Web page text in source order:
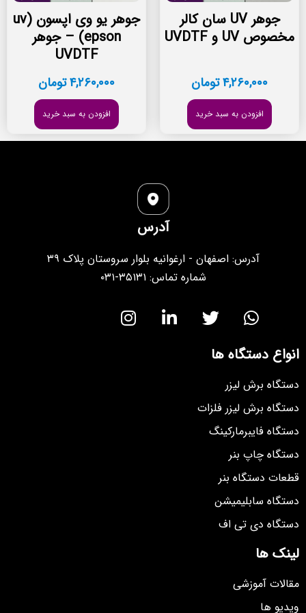
جوهر UV سان کالر
مخصوص UV و UVDTF
۴,۲۶۰,۰۰۰تومان
افزودن به سبد خرید
جوهر یو وی اپسون (uv
epson) – جوهر
UVDTF
۴,۲۶۰,۰۰۰تومان
افزودن به سبد خرید
آدرس
آدرس: اصفهان - ارغوانیه بلوار سروستان پلاک ۳۹
شماره تماس: ۳۵۱۳۱-۰۳۱
انواع دستگاه ها
دستگاه برش لیزر
دستگاه برش لیزر فلزات
دستگاه فایبرمارکینگ
دستگاه چاپ بنر
قطعات دستگاه بنر
دستگاه سابلیمیشن
دستگاه دی تی اف
لینک ها
مقالات آموزشی
ویدیو ها